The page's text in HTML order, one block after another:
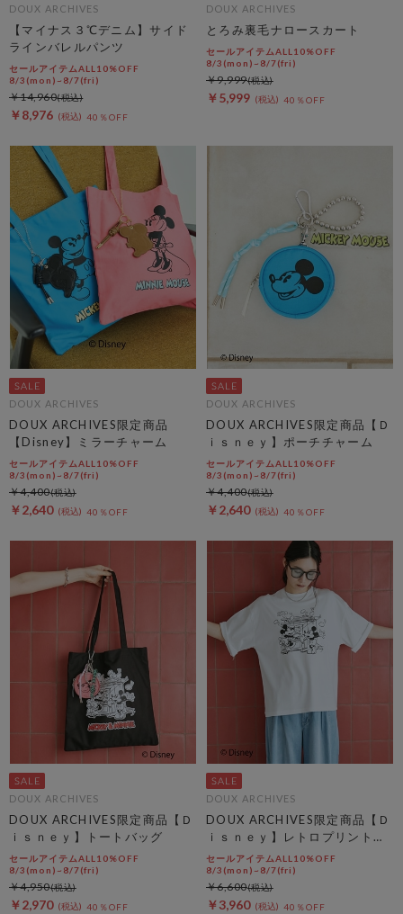
DOUX ARCHIVES
【マイナス３℃デニム】サイド
ラインバレルパンツ
セールアイテムALL10%OFF
8/3(mon)~8/7(fri)
￥8,976 40％OFF
￥14,960
DOUX ARCHIVES
とろみ裏毛ナロースカート
セールアイテムALL10%OFF
8/3(mon)~8/7(fri)
￥5,999 40％OFF
￥9,999
DOUX ARCHIVES
DOUX ARCHIVES限定商品
【Disney】ミラーチャーム
セールアイテムALL10%OFF
8/3(mon)~8/7(fri)
￥2,640 40％OFF
￥4,400
DOUX ARCHIVES
DOUX ARCHIVES限定商品【Ｄ
ｉｓｎｅｙ】ポーチチャーム
セールアイテムALL10%OFF
8/3(mon)~8/7(fri)
￥2,640 40％OFF
￥4,400
DOUX ARCHIVES
DOUX ARCHIVES限定商品【Ｄ
ｉｓｎｅｙ】トートバッグ
セールアイテムALL10%OFF
8/3(mon)~8/7(fri)
￥2,970 40％OFF
￥4,950
DOUX ARCHIVES
DOUX ARCHIVES限定商品【Ｄ
ｉｓｎｅｙ】レトロプリントＴ
ｅｅ
セールアイテムALL10%OFF
8/3(mon)~8/7(fri)
￥3,960 40％OFF
￥6,600